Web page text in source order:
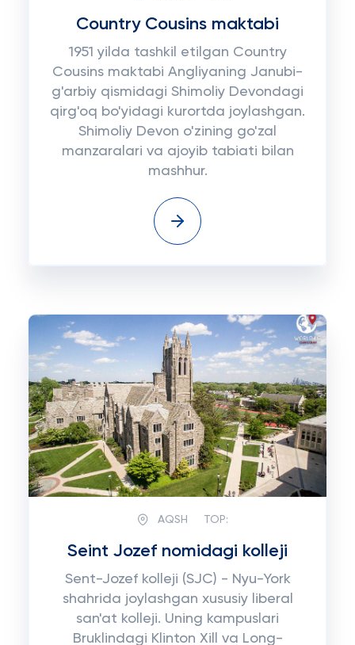
Country Cousins maktabi
1951 yilda tashkil etilgan Country
Cousins maktabi Angliyaning Janubi-
g'arbiy qismidagi Shimoliy Devondagi
qirg'oq bo'yidagi kurortda joylashgan.
Shimoliy Devon o'zining go'zal
manzaralari va ajoyib tabiati bilan
mashhur.
AQSH TOP:
Seint Jozef nomidagi kolleji
Sent-Jozef kolleji (SJC) - Nyu-York
shahrida joylashgan xususiy liberal
san'at kolleji. Uning kampuslari
Bruklindagi Klinton Xill va Long-